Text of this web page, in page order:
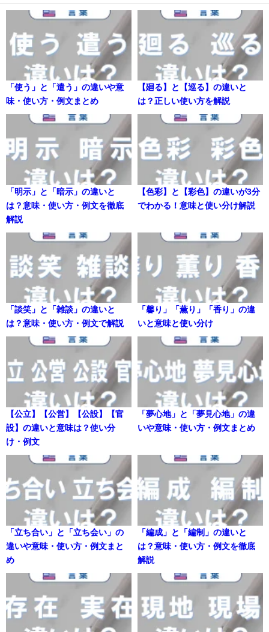
「使う」と「遣う」の違いや意
味・使い方・例文まとめ
【廻る】と【巡る】の違いと
は？正しい使い方を解説
「明示」と「暗示」の違いと
は？意味・使い方・例文を徹底
解説
【色彩】と【彩色】の違いが3分
でわかる！意味と使い分け解説
「談笑」と「雑談」の違いと
は？意味・使い方・例文で解説
「馨り」「薫り」「香り」の違
いと意味と使い分け
【公立】【公営】【公設】【官
設】の違いと意味は？使い分
け・例文
「夢心地」と「夢見心地」の違
いや意味・使い方・例文まとめ
「立ち合い」と「立ち会い」の
違いや意味・使い方・例文まと
め
「編成」と「編制」の違いと
は？意味・使い方・例文を徹底
解説